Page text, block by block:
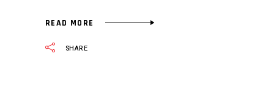
READ MORE
SHARE